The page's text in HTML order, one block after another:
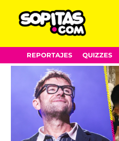
Skip
to
REPORTAJES QUIZZES